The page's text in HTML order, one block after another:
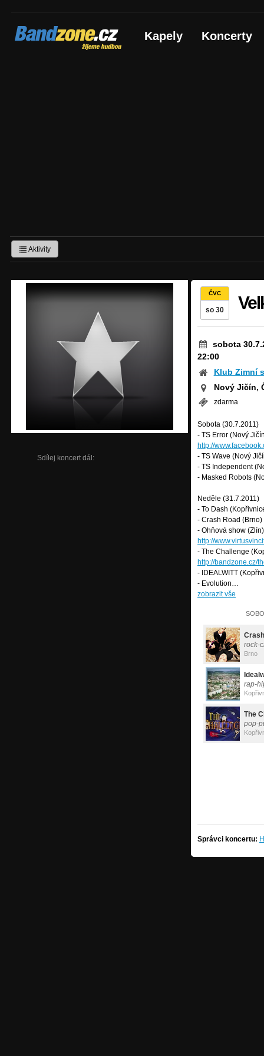
Bandzone.cz
žijeme hudbou Kapely Koncerty
Aktivity
Sdílej koncert dál:
ČVC
so 30
sobota
22:00
Klub Zimní
Nový Jičín,
zdarma
Sobota (30.7.2011)
- TS Error (Nový
http://
- TS Wave (Nový
- TS Independent
- Masked Robots
Neděle (31.7.2011)
- To Dash
- Crash Road
- Ohňová show
http://
- The Challenge
http://bandzone.cz/
- IDEALWITT
- Evolution…
zobrazit vše
rock-
Brno
rap-
The
pop-
Správci koncertu: